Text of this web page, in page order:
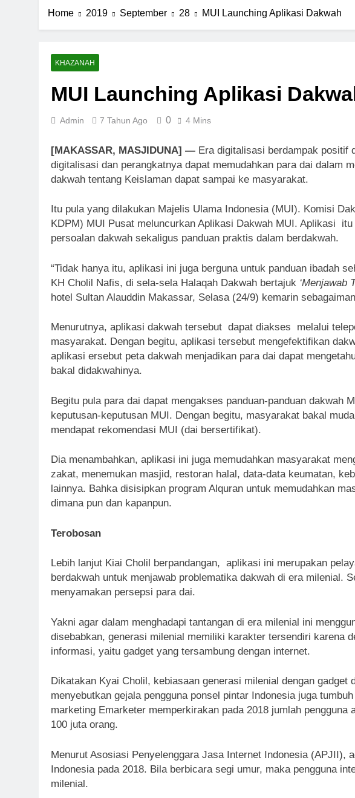
Home 2019 September 28 MUI Launching Aplikasi Dakwah
KHAZANAH
MUI Launching Aplikasi
Admin 7 Tahun Ago 0 4 Mins
[MAKASSAR, MASJIDUNA] — Era digitalisasi berdampak positif
digitalisasi dan perangkatnya dapat memudahkan para dai dalam
dakwah tentang Keislaman dapat sampai ke masyarakat.
Itu pula yang dilakukan Majelis Ulama Indonesia (MUI). Komisi
KDPM) MUI Pusat meluncurkan Aplikasi Dakwah MUI. Aplikasi
persoalan dakwah sekaligus panduan praktis dalam berdakwah.
“Tidak hanya itu, aplikasi ini juga berguna untuk panduan ibadah
KH Cholil Nafis, di sela-sela Halaqah Dakwah bertajuk ‘Menjawab
hotel Sultan Alauddin Makassar, Selasa (24/9) kemarin
Menurutnya, aplikasi dakwah tersebut dapat diakses melalui
masyarakat. Dengan begitu, aplikasi tersebut mengefektifikan
aplikasi ersebut peta dakwah menjadikan para dai dapat
bakal didakwahinya.
Begitu pula para dai dapat mengakses panduan-panduan dakwah
keputusan-keputusan MUI. Dengan begitu, masyarakat bakal
mendapat rekomendasi MUI (dai bersertifikat).
Dia menambahkan, aplikasi ini juga memudahkan masyarakat
zakat, menemukan masjid, restoran halal, data-data keumatan,
lainnya. Bahka disisipkan program Alquran untuk memudahkan
dimana pun dan kapanpun.
Terobosan
Lebih lanjut Kiai Cholil berpandangan, aplikasi ini merupakan
berdakwah untuk menjawab problematika dakwah di era milenial.
menyamakan persepsi para dai.
Yakni agar dalam menghadapi tantangan di era milenial ini
disebabkan, generasi milenial memiliki karakter tersendiri karena
informasi, yaitu gadget yang tersambung dengan internet.
Dikatakan Kyai Cholil, kebiasaan generasi milenial dengan gadget
menyebutkan gejala pengguna ponsel pintar Indonesia juga
marketing Emarketer memperkirakan pada 2018 jumlah
100 juta orang.
Menurut Asosiasi Penyelenggara Jasa Internet Indonesia (APJII),
Indonesia pada 2018. Bila berbicara segi umur, maka pengguna
milenial.